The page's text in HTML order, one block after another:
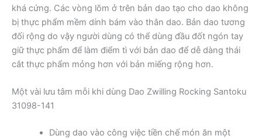
khá cứng. Các vòng lõm ở trên bản dao tạo cho dao không
bị thực phẩm mềm dính bám vào thân dao. Bản dao tương
đối rộng do vậy người dùng có thể dùng đầu đốt ngón tay
giữ thực phẩm để làm điểm tì với bản dao để dễ dàng thái
cắt thực phẩm mỏng hơn với bản miếng rộng hơn.
Một vài lưu tâm mỗi khi dùng Dao Zwilling Rocking Santoku
31098-141
Dùng dao vào công việc tiền chế món ăn một